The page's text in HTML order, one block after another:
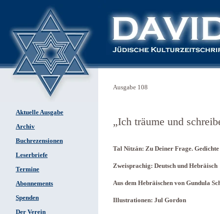
Aktuelle Ausgabe
Archiv
Buchrezensionen
Leserbriefe
Termine
Abonnements
Spenden
Der Verein
Ausgabe 108
„Ich träume und
Tal Nitzán: Zu Deiner Frage. Gedichte
Zweisprachig: Deutsch und Hebräisch
Aus dem Hebräischen von Gundula
Illustrationen: Jul Gordon